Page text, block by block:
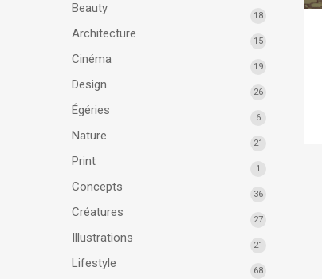
Beauty
18
Architecture
15
Cinéma
19
Design
26
Égéries
6
Nature
21
Print
1
Concepts
36
Créatures
27
Illustrations
21
Lifestyle
68